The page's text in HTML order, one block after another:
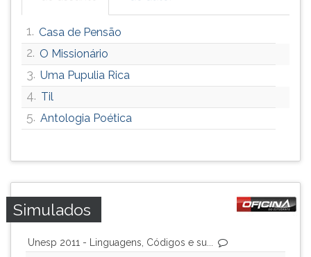
1. Casa de Pensão
2. O Missionário
3. Uma Pupulia Rica
4. Til
5. Antologia Poética
Simulados
Unesp 2011 - Linguagens, Códigos e su...